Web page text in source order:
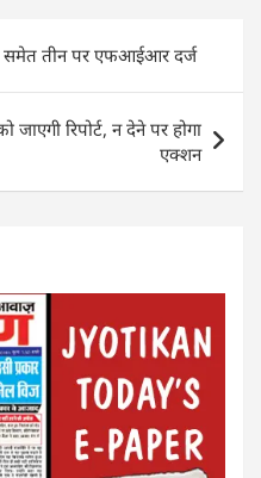
e
समेत तीन पर एफआईआर दर्ज
रिपोर्ट, न देने पर होगा
एक्शन